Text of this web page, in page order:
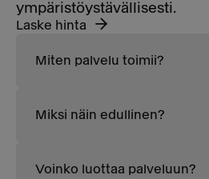
ympäristöystävällisesti.
Laske hinta
Miten palvelu toimii?
Miksi näin edullinen?
Voinko luottaa palveluun?